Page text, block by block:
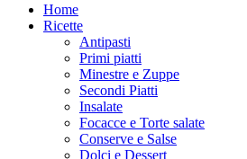
Home
Ricette
Antipasti
Primi piatti
Minestre e Zuppe
Secondi Piatti
Insalate
Focacce e Torte salate
Conserve e Salse
Dolci e Dessert